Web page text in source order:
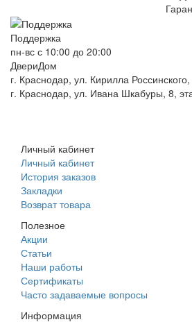
Поддержка
пн-вс с 10:00 до 20:00
ДвериДом
г. Краснодар, ул. Кирилла
г. Краснодар, ул. Ивана Шкабуры, 8,
Личный кабинет
Личный кабинет
История заказов
Закладки
Возврат товара
Полезное
Акции
Статьи
Наши работы
Сертификаты
Часто задаваемые вопросы
Информация